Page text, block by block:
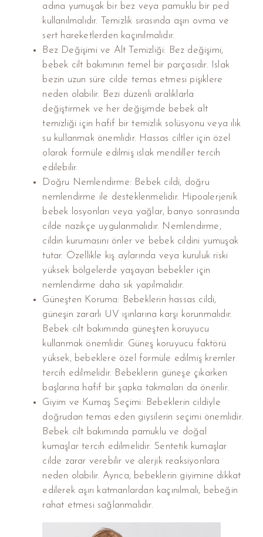
adına yumuşak bir bez veya pamuklu bir ped
kullanılmalıdır. Temizlik sırasında aşırı ovma ve
sert hareketlerden kaçınılmalıdır.
Bez Değişimi ve Alt Temizliği: Bez değişimi,
bebek cilt bakımının temel bir parçasıdır. Islak
bezin uzun süre cilde temas etmesi pişiklere
neden olabilir. Bezi düzenli aralıklarla
değiştirmek ve her değişimde bebek alt
temizliği için hafif bir temizlik solüsyonu veya ılık
su kullanmak önemlidir. Hassas ciltler için özel
olarak formüle edilmiş ıslak mendiller tercih
edilebilir.
Doğru Nemlendirme: Bebek cildi, doğru
nemlendirme ile desteklenmelidir. Hipoalerjenik
bebek losyonları veya yağlar, banyo sonrasında
cilde nazikçe uygulanmalıdır. Nemlendirme,
cildin kurumasını önler ve bebek cildini yumuşak
tutar. Özellikle kış aylarında veya kuruluk riski
yüksek bölgelerde yaşayan bebekler için
nemlendirme daha sık yapılmalıdır.
Güneşten Koruma: Bebeklerin hassas cildi,
güneşin zararlı UV ışınlarına karşı korunmalıdır.
Bebek cilt bakımında güneşten koruyucu
kullanmak önemlidir. Güneş koruyucu faktörü
yüksek, bebeklere özel formüle edilmiş kremler
tercih edilmelidir. Bebeklerin güneşe çıkarken
başlarına hafif bir şapka takmaları da önerilir.
Giyim ve Kumaş Seçimi: Bebeklerin cildiyle
doğrudan temas eden giysilerin seçimi önemlidir.
Bebek cilt bakımında pamuklu ve doğal
kumaşlar tercih edilmelidir. Sentetik kumaşlar
cilde zarar verebilir ve alerjik reaksiyonlara
neden olabilir. Ayrıca, bebeklerin giyimine dikkat
edilerek aşırı katmanlardan kaçınılmalı, bebeğin
rahat etmesi sağlanmalıdır.